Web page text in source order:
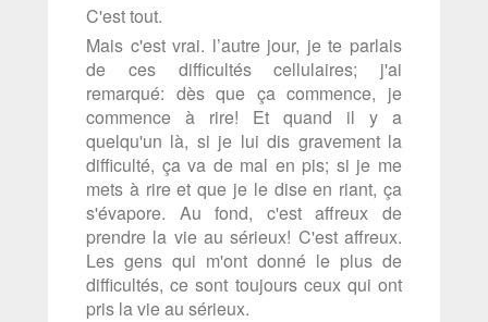
C'est tout.
Mais c'est vrai. l’autre jour, je te parlais
de ces difficultés cellulaires; j'ai
remarqué: dès que ça commence, je
commence à rire! Et quand il y a
quelqu'un là, si je lui dis gravement la
difficulté, ça va de mal en pis; si je me
mets à rire et que je le dise en riant, ça
s'évapore. Au fond, c'est affreux de
prendre la vie au sérieux! C'est affreux.
Les gens qui m'ont donné le plus de
difficultés, ce sont toujours ceux qui ont
pris la vie au sérieux.